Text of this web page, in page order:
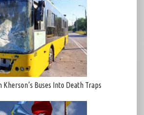
Kherson’s Buses Into Death Traps